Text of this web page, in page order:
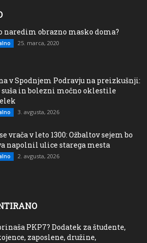
naredim obrazno masko doma?
25. marca, 2020
v Spodnjem Podravju na preizkušnji:
suša in bolezni močno oklestile
3. avgusta, 2026
vrača v leto 1300: Ožbaltov sejem bo
napolnil ulice starega mesta
2. avgusta, 2026
PKP7? Dodatek za študente,
zaposlene, družine,